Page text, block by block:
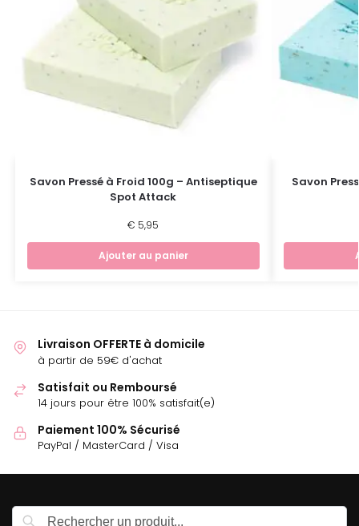
Savon Pressé à Froid 100g – Antiseptique
Spot Attack
€ 5,95
Ajouter au panier
Savon
Livraison OFFERTE à domicile
à partir de 59€ d'achat
Satisfait ou Remboursé
14 jours pour être 100% satisfait(e)
Paiement 100% Sécurisé
PayPal / MasterCard / Visa